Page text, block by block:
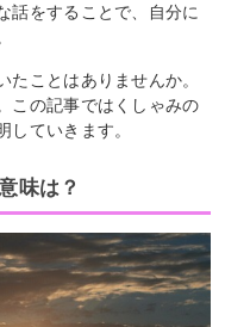
話をすることで、自分に
たことはありませんか。
この記事ではくしゃみの
していきます。
味は？